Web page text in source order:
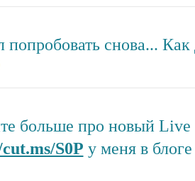
попробовать снова... Как
больше про новый Live
S0P у меня в блоге